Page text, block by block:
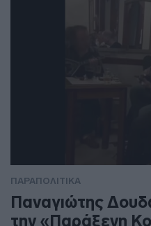
ΠΑΡΑΠΟΛΙΤΙΚΑ
Παναγιώτης
την «Παράξενη